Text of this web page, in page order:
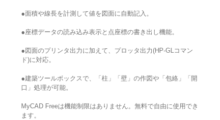
●面積や線長を計測して値を図面に自動記入。
●座標データの読み込み表示と点座標の書き出し機能。
●図面のプリンタ出力に加えて、プロッタ出力(HP-GLコマン
ド)に対応。
●建築ツールボックスで、「柱」「壁」の作図や「包絡」「開
口」処理が可能。
MyCAD Freeは機能制限はありません。無料で自由に使用でき
ます。